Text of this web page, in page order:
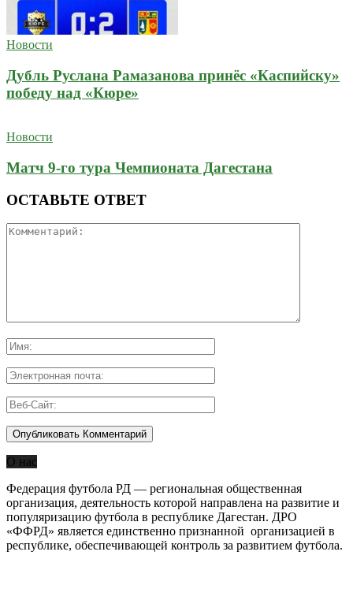
Новости
Дубль Руслана Рамазанова принёс «Каспийску»
победу над «Кюре»
Новости
Матч 9-го тура Чемпионата Дагестана
ОСТАВЬТЕ ОТВЕТ
О нас
Федерация футбола РД — региональная общественная
организация, деятельность которой направлена на развитие и
популяризацию футбола в республике Дагестан. ДРО
«ФФРД» является единственно признанной организацией в
республике, обеспечивающей контроль за развитием футбола.